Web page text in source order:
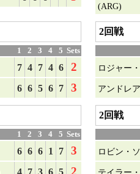
(ARG)
1 2 3 4 5 Sets
7 4 7 4 6 2
6 6 5 6 7 3
2回戦
ロジャー
アンドレ
1 2 3 4 5 Sets
6 6 6 1 7 3
4 7 3 6 5 2
2回戦
ロビン・